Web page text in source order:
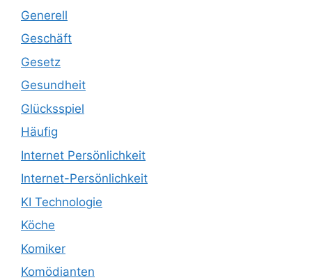
Generell
Geschäft
Gesetz
Gesundheit
Glücksspiel
Häufig
Internet Persönlichkeit
Internet-Persönlichkeit
KI Technologie
Köche
Komiker
Komödianten